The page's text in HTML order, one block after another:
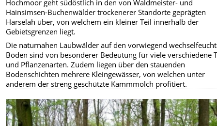
Hochmoor geht südöstlich in den von Waldmeister- und
Hainsimsen-Buchenwälder trockenerer Standorte geprägten
Harselah über, von welchem ein kleiner Teil innerhalb der
Gebietsgrenzen liegt.
Die naturnahen Laubwälder auf den vorwiegend
Böden sind von besonderer Bedeutung für viele verschiedene
und Pflanzenarten. Zudem liegen über den stauenden
Bodenschichten mehrere Kleingewässer, von welchen unter
anderem der streng geschützte Kammmolch profitiert.